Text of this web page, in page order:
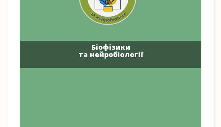
Біофізики
та нейробіології